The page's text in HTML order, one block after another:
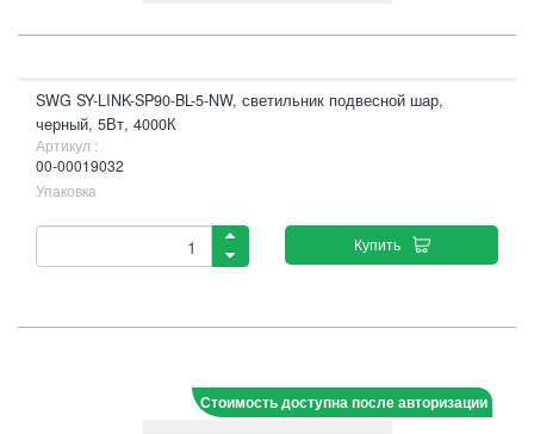
SWG SY-LINK-SP90-BL-5-NW, светильник подвесной шар,
черный, 5Вт, 4000К
Артикул :
00-00019032
Упаковка
Купить
Стоимость доступна после авторизации